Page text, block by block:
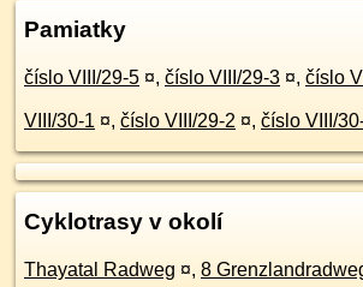
Pamiatky
číslo VIII/29-5 ¤, číslo VIII/29-3 ¤, číslo
VIII/30-1 ¤, číslo VIII/29-2 ¤, číslo VIII/
Cyklotrasy v okolí
Thayatal Radweg ¤, 8